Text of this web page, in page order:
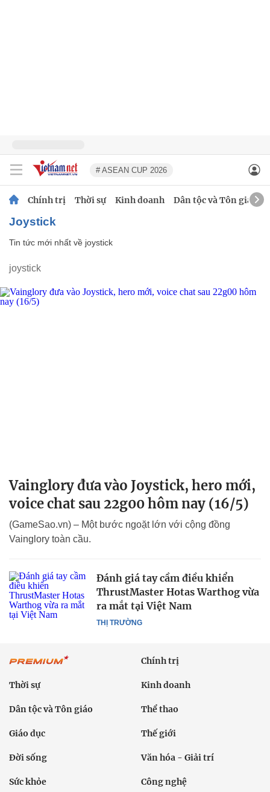
# ASEAN CUP 2026
Chính trị Thời sự Kinh doanh Dân tộc và Tôn giáo
joystick
Tin tức mới nhất về joystick
joystick
Vainglory đưa vào Joystick, hero mới,
voice chat sau 22g00 hôm nay (16/5)
(GameSao.vn) – Một bước ngoặt lớn với cộng đồng
Vainglory toàn cầu.
THỊ TRƯỜNG
Đánh giá tay cầm điều khiển
ThrustMaster Hotas Warthog vừa
ra mắt tại Việt Nam
Chính trị
Thời sự Kinh doanh
Dân tộc và Tôn giáo Thể thao
Giáo dục Thế giới
Đời sống Văn hóa - Giải trí
Sức khỏe Công nghệ